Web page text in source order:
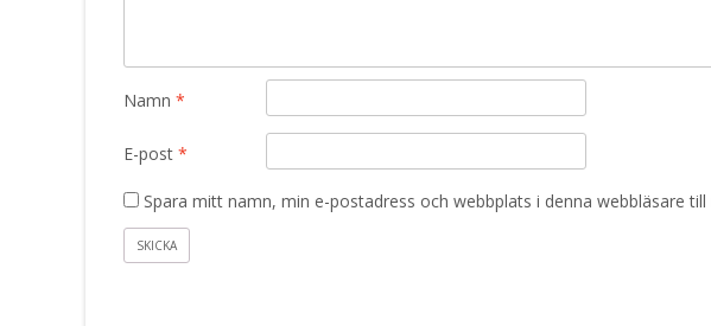
Namn *
E-post *
Spara mitt namn, min e-postadress och webbplats i denna webbläsare